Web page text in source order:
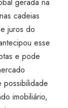
cadeias
juros do
esse
e pode
possibilidade
imobiliário,